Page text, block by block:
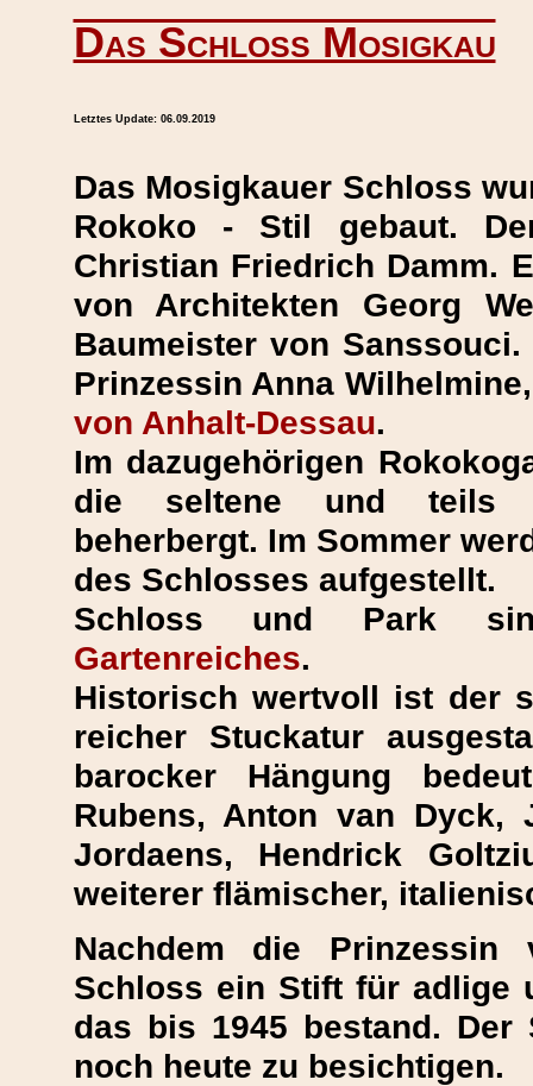
Das Schloss Mosigkau
Letztes Update: 06.09.2019
Das Mosigkauer Schloss
Rokoko - Stil gebaut.
Christian Friedrich Damm.
von Architekten Georg
Baumeister von
Prinzessin Anna
von Anhalt-Dessau.
Im dazugehörigen
die seltene und teils
beherbergt. Im Sommer
des Schlosses aufgestellt.
Schloss und Park
Gartenreiches.
Historisch wertvoll ist der
reicher Stuckatur
barocker Hängung
Rubens, Anton van Dyck,
Jordaens, Hendrick
weiterer flämischer,
Nachdem die
Schloss ein Stift für adlige
das bis 1945 bestand.
noch heute zu besichtigen.